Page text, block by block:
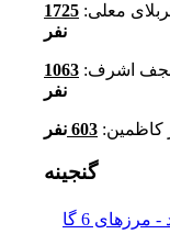
معلی: 1725
نفر
نجف اشرف: 1063
نفر
کاظمین: 603 نفر
گنجینه